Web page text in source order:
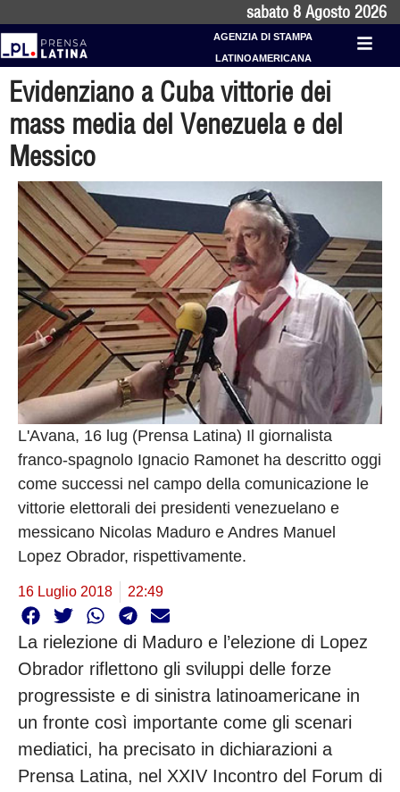
sabato 8 Agosto 2026
AGENZIA DI STAMPA
LATINOAMERICANA
Evidenziano a Cuba vittorie dei
mass media del Venezuela e del
Messico
L'Avana, 16 lug (Prensa Latina) Il giornalista
franco-spagnolo Ignacio Ramonet ha descritto oggi
come successi nel campo della comunicazione le
vittorie elettorali dei presidenti venezuelano e
messicano Nicolas Maduro e Andres Manuel
Lopez Obrador, rispettivamente.
16 Luglio 2018 22:49
La rielezione di Maduro e l’elezione di Lopez
Obrador riflettono gli sviluppi delle forze
progressiste e di sinistra latinoamericane in
un fronte così importante come gli scenari
mediatici, ha precisato in dichiarazioni a
Prensa Latina, nel XXIV Incontro del Forum di